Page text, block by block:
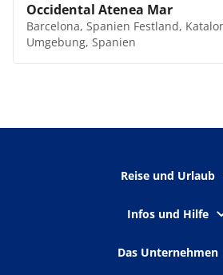
Occidental Atenea Mar
Barcelona, Spanien Festland,
Umgebung, Spanien
Reise und Urlaub
Infos und Hilfe
Das Unternehmen